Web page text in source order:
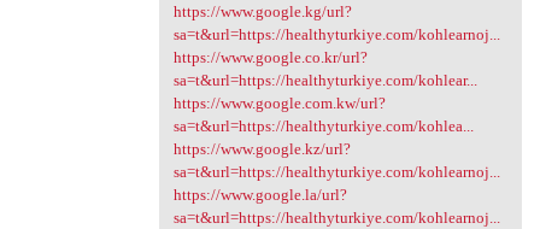
https://www.google.kg/url?
sa=t&url=https://healthyturkiye.com/kohlearnoj...
https://www.google.co.kr/url?
sa=t&url=https://healthyturkiye.com/kohlear...
https://www.google.com.kw/url?
sa=t&url=https://healthyturkiye.com/kohlea...
https://www.google.kz/url?
sa=t&url=https://healthyturkiye.com/kohlearnoj...
https://www.google.la/url?
sa=t&url=https://healthyturkiye.com/kohlearnoj...